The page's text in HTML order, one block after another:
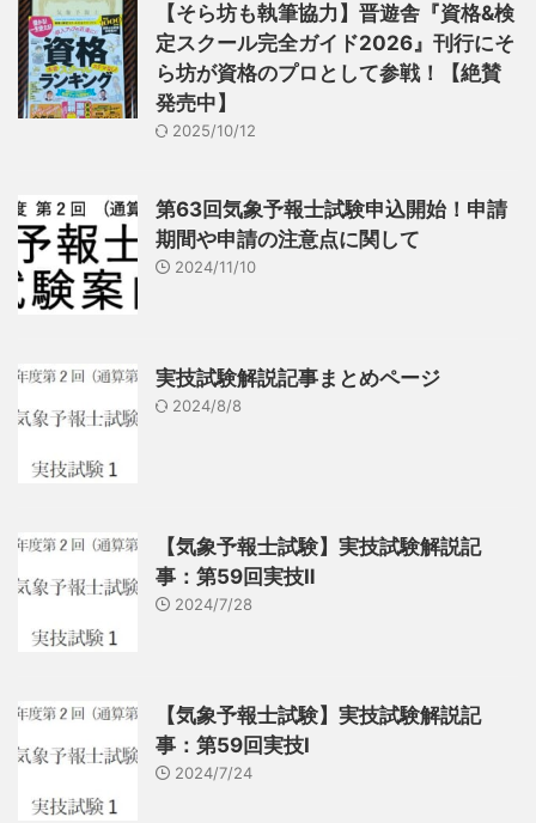
【そら坊も執筆協力】晋遊舎『資格&検
定スクール完全ガイド2026』刊行にそ
ら坊が資格のプロとして参戦！【絶賛
発売中】
2025/10/12
第63回気象予報士試験申込開始！申請
期間や申請の注意点に関して
2024/11/10
実技試験解説記事まとめページ
2024/8/8
【気象予報士試験】実技試験解説記
事：第59回実技Ⅱ
2024/7/28
【気象予報士試験】実技試験解説記
事：第59回実技Ⅰ
2024/7/24